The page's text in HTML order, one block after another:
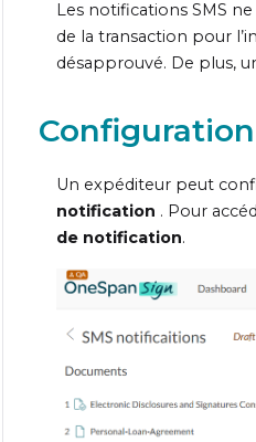
Les notifications SMS
de la transaction pour
désapprouvé. De plus,
Un expéditeur peut
notification . Pour
de notification.